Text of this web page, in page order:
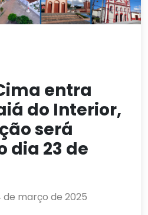
entra
do Interior,
será
dia 23 de
março de 2025